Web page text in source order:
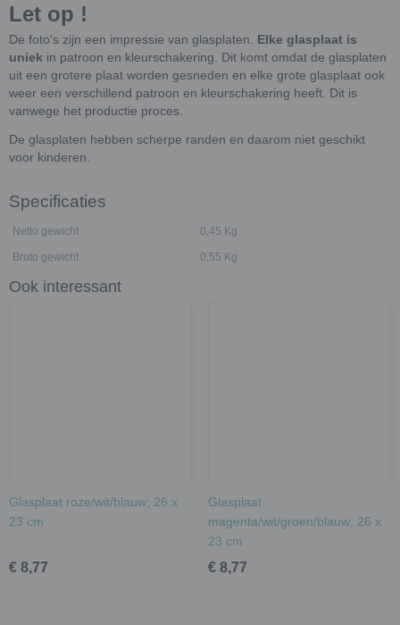
Let op !
De foto's zijn een impressie van glasplaten. Elke glasplaat is
uniek in patroon en kleurschakering. Dit komt omdat de glasplaten
uit een grotere plaat worden gesneden en elke grote glasplaat ook
weer een verschillend patroon en kleurschakering heeft. Dit is
vanwege het productie proces.
De glasplaten hebben scherpe randen en daarom niet geschikt
voor kinderen.
Specificaties
Netto gewicht 0,45 Kg
Bruto gewicht 0,55 Kg
Ook interessant
Glasplaat roze/wit/blauw; 26 x
23 cm
€ 8,77
Glasplaat
magenta/wit/groen/blauw; 26 x
23 cm
€ 8,77